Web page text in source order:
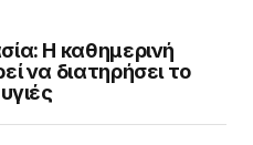
Η καθημερινή
να διατηρήσει το